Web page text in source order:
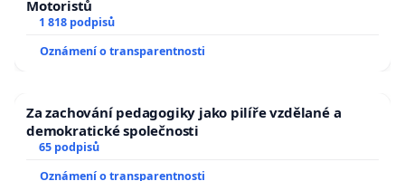
Motoristů
1 818 podpisů
Oznámení o transparentnosti
Za zachování pedagogiky jako pilíře vzdělané a
demokratické společnosti
65 podpisů
Oznámení o transparentnosti